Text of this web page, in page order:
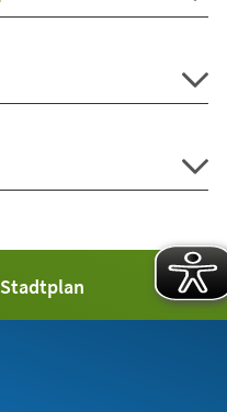
Stadtplan